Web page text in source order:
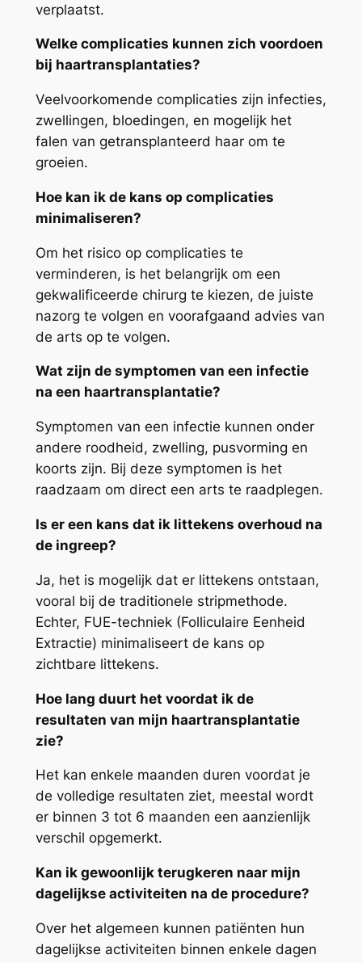
verplaatst.
Welke complicaties kunnen zich voordoen
bij haartransplantaties?
Veelvoorkomende complicaties zijn infecties,
zwellingen, bloedingen, en mogelijk het
falen van getransplanteerd haar om te
groeien.
Hoe kan ik de kans op complicaties
minimaliseren?
Om het risico op complicaties te
verminderen, is het belangrijk om een
gekwalificeerde chirurg te kiezen, de juiste
nazorg te volgen en voorafgaand advies van
de arts op te volgen.
Wat zijn de symptomen van een infectie
na een haartransplantatie?
Symptomen van een infectie kunnen onder
andere roodheid, zwelling, pusvorming en
koorts zijn. Bij deze symptomen is het
raadzaam om direct een arts te raadplegen.
Is er een kans dat ik littekens overhoud na
de ingreep?
Ja, het is mogelijk dat er littekens ontstaan,
vooral bij de traditionele stripmethode.
Echter, FUE-techniek (Folliculaire Eenheid
Extractie) minimaliseert de kans op
zichtbare littekens.
Hoe lang duurt het voordat ik de
resultaten van mijn haartransplantatie
zie?
Het kan enkele maanden duren voordat je
de volledige resultaten ziet, meestal wordt
er binnen 3 tot 6 maanden een aanzienlijk
verschil opgemerkt.
Kan ik gewoonlijk terugkeren naar mijn
dagelijkse activiteiten na de procedure?
Over het algemeen kunnen patiënten hun
dagelijkse activiteiten binnen enkele dagen